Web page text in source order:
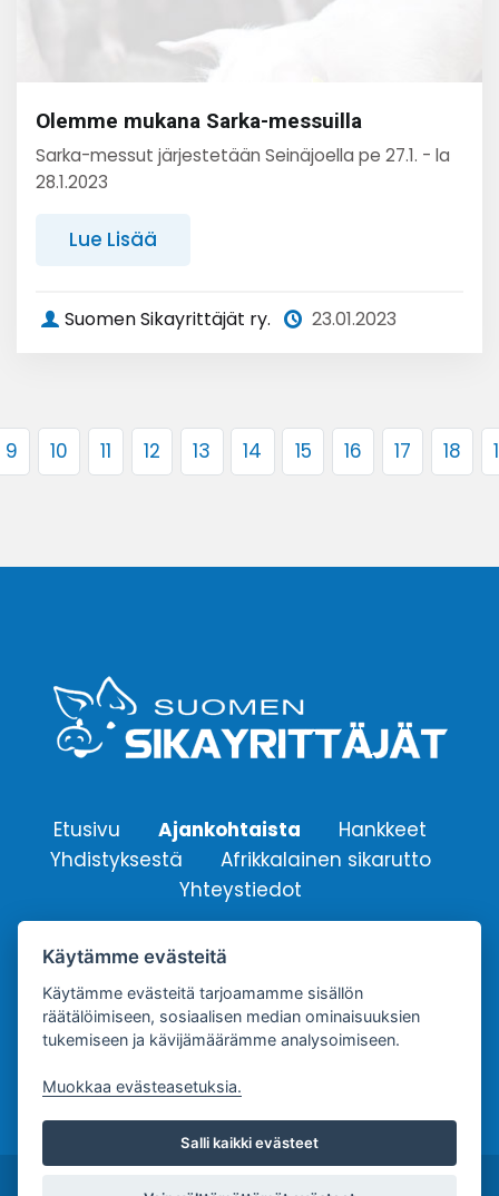
Olemme mukana Sarka-messuilla
Sarka-messut järjestetään Seinäjoella pe 27.1. - la
28.1.2023
Lue Lisää
Suomen Sikayrittäjät ry. 23.01.2023
9 10 11 12 13 14 15 16 17 18
Etusivu Ajankohtaista
Hankkeet
Yhdistyksestä
Afrikkalainen sikarutto
Yhteystiedot
Suomen Sikayrittäjät ry.
Yhdistyksen sähköpostiosoite:
info@sikayrittajat.fi
Käytämme evästeitä
Käytämme evästeitä tarjoamamme sisällön
räätälöimiseen, sosiaalisen median ominaisuuksien
tukemiseen ja kävijämäärämme analysoimiseen.
Muokkaa evästeasetuksia.
Salli kaikki evästeet